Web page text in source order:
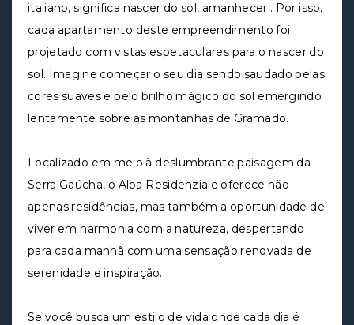
italiano, significa nascer do sol, amanhecer . Por isso,
cada apartamento deste empreendimento foi
projetado com vistas espetaculares para o nascer do
sol. Imagine começar o seu dia sendo saudado pelas
cores suaves e pelo brilho mágico do sol emergindo
lentamente sobre as montanhas de Gramado.
Localizado em meio à deslumbrante paisagem da
Serra Gaúcha, o Alba Residenziale oferece não
apenas residências, mas também a oportunidade de
viver em harmonia com a natureza, despertando
para cada manhã com uma sensação renovada de
serenidade e inspiração.
Se você busca um estilo de vida onde cada dia é